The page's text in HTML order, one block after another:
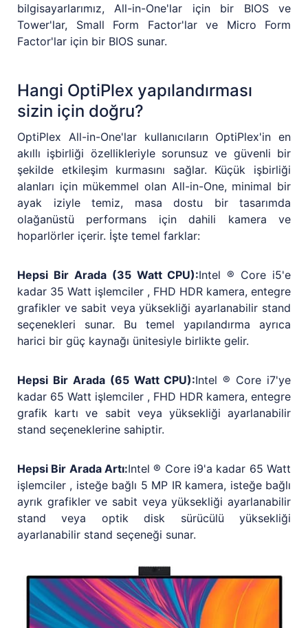
bilgisayarlarımız, All-in-One'lar için bir BIOS ve
Tower'lar, Small Form Factor'lar ve Micro Form
Factor'lar için bir BIOS sunar.
Hangi OptiPlex yapılandırması
sizin için doğru?
OptiPlex All-in-One'lar kullanıcıların OptiPlex'in en
akıllı işbirliği özellikleriyle sorunsuz ve güvenli bir
şekilde etkileşim kurmasını sağlar. Küçük işbirliği
alanları için mükemmel olan All-in-One, minimal bir
ayak iziyle temiz, masa dostu bir tasarımda
olağanüstü performans için dahili kamera ve
hoparlörler içerir. İşte temel farklar:
Hepsi Bir Arada (35 Watt CPU):Intel ® Core i5'e
kadar 35 Watt işlemciler , FHD HDR kamera, entegre
grafikler ve sabit veya yüksekliği ayarlanabilir stand
seçenekleri sunar. Bu temel yapılandırma ayrıca
harici bir güç kaynağı ünitesiyle birlikte gelir.
Hepsi Bir Arada (65 Watt CPU):Intel ® Core i7'ye
kadar 65 Watt işlemciler , FHD HDR kamera, entegre
grafik kartı ve sabit veya yüksekliği ayarlanabilir
stand seçeneklerine sahiptir.
Hepsi Bir Arada Artı:Intel ® Core i9'a kadar 65 Watt
işlemciler , isteğe bağlı 5 MP IR kamera, isteğe bağlı
ayrık grafikler ve sabit veya yüksekliği ayarlanabilir
stand veya optik disk sürücülü yüksekliği
ayarlanabilir stand seçeneği sunar.